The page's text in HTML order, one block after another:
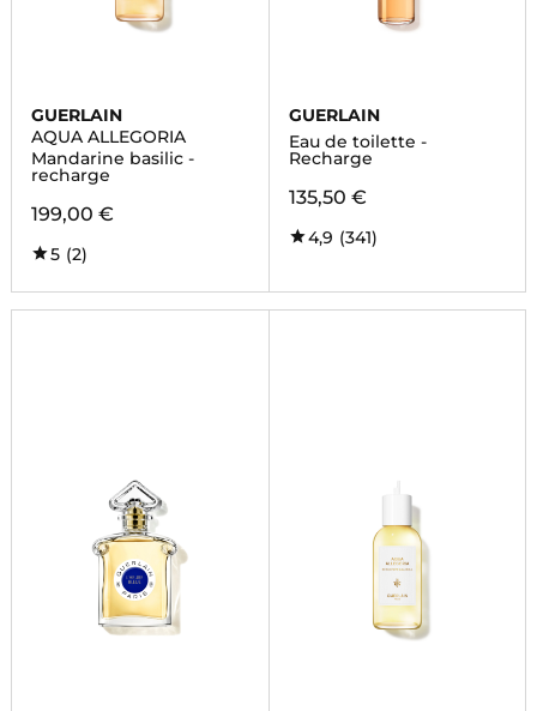
GUERLAIN
AQUA ALLEGORIA
Mandarine basilic -
recharge
199,00 €
5 (2)
GUERLAIN
Eau de toilette -
Recharge
135,50 €
4,9 (341)